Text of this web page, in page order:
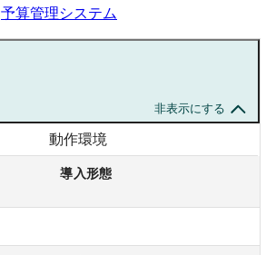
予算管理システム
非表示にする
動作環境
導入形態